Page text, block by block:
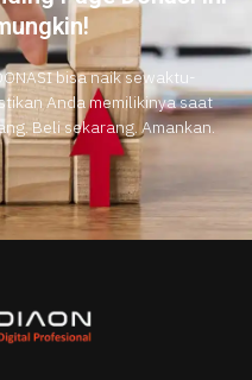
bisa naik sewaktu-
Anda memilikinya saat
Beli sekarang. Amankan.